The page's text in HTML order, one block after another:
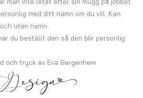
med ditt namn om du vill. Kan
utan namn.
du beställt den så den blir personlig
och tryck av Eva Bergenhem